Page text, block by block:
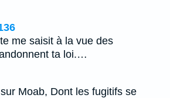
me saisit à la vue des
ta loi.…
Moab, Dont les fugitifs se